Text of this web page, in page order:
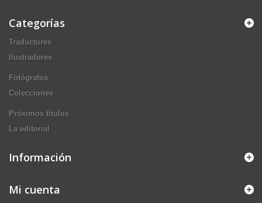
Categorías
Traductores
Ilustradores
Fotógrafos
Colecciones
Próximos títulos
La editorial
Información
Mi cuenta